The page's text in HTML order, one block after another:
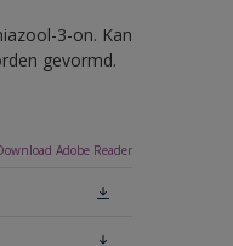
3-on. Kan
gevormd.
Adobe Reader